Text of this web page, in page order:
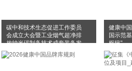
碳中和技术生态促进工作委员
会成立大会暨工业烟气超净排
放纳米碳制备技术成套装备发
布会成功举办
健康中
国示范
枢纽"